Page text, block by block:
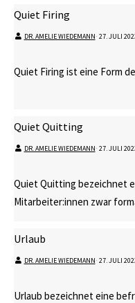
Quiet Firing
DR. AMELIE WIEDEMANN⋅ 27. JULI
Quiet Firing ist eine Form
Quiet Quitting
DR. AMELIE WIEDEMANN⋅ 27. JULI
Quiet Quitting bezeichnet
Mitarbeiter:innen zwar
Urlaub
DR. AMELIE WIEDEMANN⋅ 27. JULI
Urlaub bezeichnet eine